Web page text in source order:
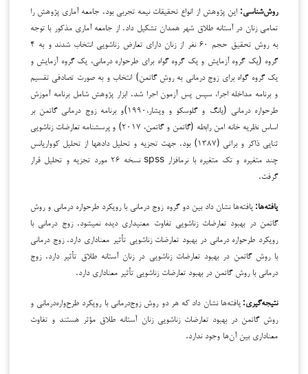
روش‌شناسی: این پژوهش از انواع تحقیقات نیمه تجربی بود. جامعه آماری پژوهش را
تمامی زنان در آستانه طلاق شهر همدان تشکیل داد. از جامعه آماری مذکور با توجه
به روش تحقیق حجم ۶۰ نفر از زنان دارای تعارض زناشویی انتخاب شدند
و به ۴
گروه (یک گروه آزمایش و یک گروه گواه برای طرح­واره درمانی، یک گروه آزمایش و
یک گروه گواه برای زوج درمانی به روش گاتمن) انتخاب و به صورت تصادفی تقسیم
و برنامه مداخله اجرا، سپس پس آزمون اجرا شد. ابزار پژوهش شامل برنامه آموزش
طرح­واره درمانی (یانگ و گلوسکو و ویشار،۱۹۹۰)و برنامه زوج درمانی گاتمن بر
اساس نظریه خانه امن رابطه (گاتمن و گاتمن، ۲۰۱۷) و
پرسشنامه تعارضات زناشویی
ثنایی ذاکر و براتی (۱۳۸۷) بود. جهت تجزیه و تحلیل داده­ها از تحلیل کوواریانس
چند متغیره و تک متغیره با نرم­افزار spss نسخه ۲۶ مورد تجزیه و تحلیل قرار
گرفت.
یافته‌ها:یافته‌ها نشان داد بین دو گروه زوج درمانی با رویکرد طرح­واره درمانی و روش
گاتمن در بهبود تعارضات زناشویی تفاوت معنی­داری دیده نمی­شود. زوج درمانی با
رویکرد طرح­واره درمانی در بهبود تعارضات زناشویی تأثیر معناداری دارد. زوج درمانی
با روش گاتمن در بهبود تعارضات زناشویی در زنان آستانه طلاق تأثیر دارد. زوج
درمانی با روش گاتمن در بهبود تعارضات زناشویی تأثیر معناداری دارد.
نتیجه‌گیری:یافته‌ها نشان داد که هر دو روش زوج‌درمانی با رویکرد طرح‌واره‌درمانی و
روش گاتمن در بهبود تعارضات زناشویی زنان آستانه طلاق مؤثر هستند و تفاوت
معناداری بین آن‌ها وجود ندارد.